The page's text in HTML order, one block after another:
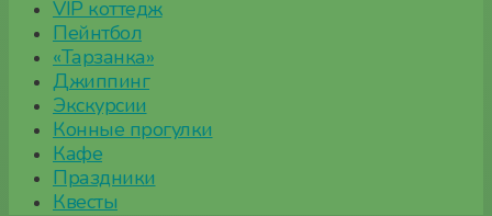
VIP коттедж
Пейнтбол
«Тарзанка»
Джиппинг
Экскурсии
Конные прогулки
Кафе
Праздники
Квесты